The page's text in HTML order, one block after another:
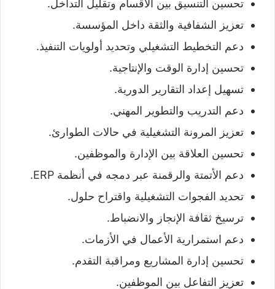
تحسين التنسيق بين الأقسام وتقليل التداخل.
تعزيز الشفافية والثقة داخل المؤسسة.
دعم التخطيط التشغيلي وتحديد أولويات التنفيذ.
تحسين إدارة الوقت والإنتاجية.
تسهيل إعداد التقارير الدورية.
دعم التدريب والتطوير المهني.
تعزيز المرونة التشغيلية في حالات الطوارئ.
تحسين العلاقة بين الإدارة والموظفين.
دعم الأتمتة والرقمنة عبر دمجه في أنظمة ERP.
تحديد الفجوات التشغيلية واقتراح حلول.
ترسيخ ثقافة الإنجاز والانضباط.
دعم استمرارية الأعمال في الأزمات.
تحسين إدارة المشاريع ومراقبة التقدم.
تعزيز التفاعل بين الموظفين.